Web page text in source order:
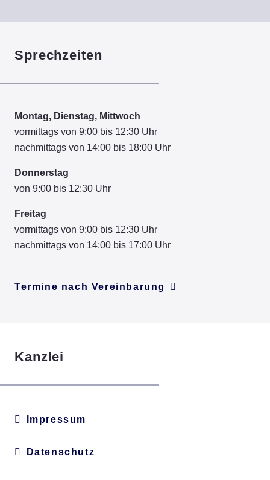
Sprechzeiten
Montag, Dienstag, Mittwoch
vormittags von 9:00 bis 12:30 Uhr
nachmittags von 14:00 bis 18:00 Uhr
Donnerstag
von 9:00 bis 12:30 Uhr
Freitag
vormittags von 9:00 bis 12:30 Uhr
nachmittags von 14:00 bis 17:00 Uhr
Termine nach Vereinbarung
Kanzlei
Impressum
Datenschutz